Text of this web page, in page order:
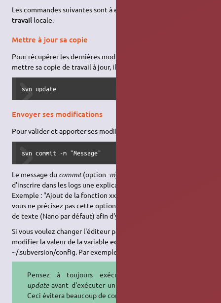
Les commandes suivantes sont à exécuter
travail locale.
Mettre à jour sa copie
Pour récupérer les dernières modifications du dépôt et ainsi
mettre sa copie de travail à jour, il suffit de taper :
svn update
Envoyer ses modifications
Pour valider et apporter ses modifications au dépôt, il suffit de :
svn commit -m "Message"
Le message du commit(option -m) est obligatoire, il permet
d'inscrire dans les logs une explication des modifications.
Exemple : "Ajout de la fonction xxx dans le fichier xxx, …". Si
vous ne précisez pas cette option, SVN vous ouvre un éditeur
de texte (Nano par défaut) afin d'y inscrire ce message.
Si vous voulez changer l'éditeur par défaut (Nano), il faut
modifier la valeur de la variableeditor-cmd
~/.subversion/config. Par exemple
Pensez à toujours exécuter un
updateavant d'exécuter un
Ceci évitera beaucoup de conflit.